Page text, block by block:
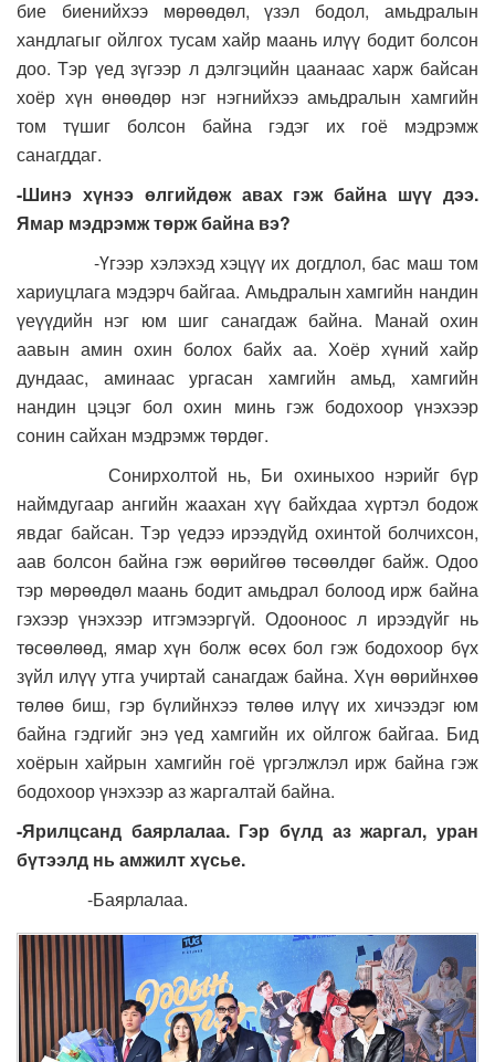
бие биенийхээ мөрөөдөл, үзэл бодол, амьдралын
хандлагыг ойлгох тусам хайр маань илүү бодит болсон
доо. Тэр үед зүгээр л дэлгэцийн цаанаас харж байсан
хоёр хүн өнөөдөр нэг нэгнийхээ амьдралын хамгийн
том түшиг болсон байна гэдэг их гоё мэдрэмж
санагддаг.
-Шинэ хүнээ өлгийдөж авах гэж байна шүү дээ.
Ямар мэдрэмж төрж байна вэ?
-Үгээр хэлэхэд хэцүү их догдлол, бас маш том
хариуцлага мэдэрч байгаа. Амьдралын хамгийн нандин
үеүүдийн нэг юм шиг санагдаж байна. Манай охин
аавын амин охин болох байх аа. Хоёр хүний хайр
дундаас, аминаас ургасан хамгийн амьд, хамгийн
нандин цэцэг бол охин минь гэж бодохоор үнэхээр
сонин сайхан мэдрэмж төрдөг.
Сонирхолтой нь, Би охиныхоо нэрийг бүр
наймдугаар ангийн жаахан хүү байхдаа хүртэл бодож
явдаг байсан. Тэр үедээ ирээдүйд охинтой болчихсон,
аав болсон байна гэж өөрийгөө төсөөлдөг байж. Одоо
тэр мөрөөдөл маань бодит амьдрал болоод ирж байна
гэхээр үнэхээр итгэмээргүй. Одооноос л ирээдүйг нь
төсөөлөөд, ямар хүн болж өсөх бол гэж бодохоор бүх
зүйл илүү утга учиртай санагдаж байна. Хүн өөрийнхөө
төлөө биш, гэр бүлийнхээ төлөө илүү их хичээдэг юм
байна гэдгийг энэ үед хамгийн их ойлгож байгаа. Бид
хоёрын хайрын хамгийн гоё үргэлжлэл ирж байна гэж
бодохоор үнэхээр аз жаргалтай байна.
-Ярилцсанд баярлалаа. Гэр бүлд аз жаргал, уран
бүтээлд нь амжилт хүсье.
-Баярлалаа.